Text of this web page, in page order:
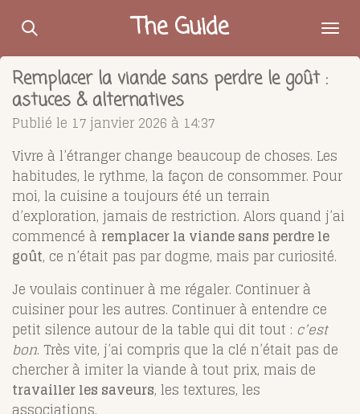
Passer
contenu
principal
The Guide
Remplacer la viande sans perdre le goût :
astuces & alternatives
Publié le 17 janvier 2026 à 14:37
Vivre à l’étranger change beaucoup de choses. Les
habitudes, le rythme, la façon de consommer. Pour
moi, la cuisine a toujours été un terrain
d’exploration, jamais de restriction. Alors quand j’ai
commencé à remplacer la viande sans perdre le
goût, ce n’était pas par dogme, mais par curiosité.
Je voulais continuer à me régaler. Continuer à
cuisiner pour les autres. Continuer à entendre ce
petit silence autour de la table qui dit tout : c’est
bon. Très vite, j’ai compris que la clé n’était pas de
chercher à imiter la viande à tout prix, mais de
travailler les saveurs, les textures, les